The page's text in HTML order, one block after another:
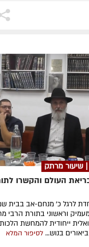
שיעור מרתק
העולם והקשרו
לרגל כ' מנחם-אב בבית
וראשוני בתורת הרבי
ייחודית להמחשת
בנוש... לסיפור המלא